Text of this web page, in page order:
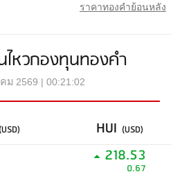
ราคาทองคำย้อนหลัง
ไหวกองทุนทองคำ
ม 2569 | 00:21:02
(USD) HUI (USD)
218.53
0.67